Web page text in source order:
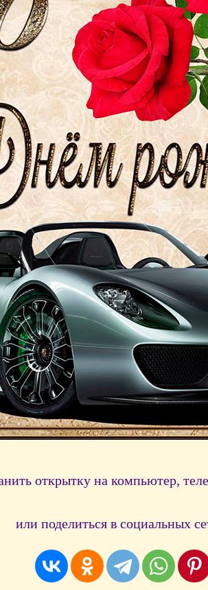
открытку на компьютер,
или поделиться в социальных